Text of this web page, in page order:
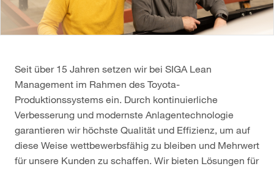
Seit über 15 Jahren setzen wir bei SIGA Lean
Management im Rahmen des Toyota-
Produktionssystems ein. Durch kontinuierliche
Verbesserung und modernste Anlagentechnologie
garantieren wir höchste Qualität und Effizienz, um auf
diese Weise wettbewerbsfähig zu bleiben und Mehrwert
für unsere Kunden zu schaffen. Wir bieten Lösungen für